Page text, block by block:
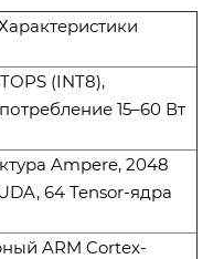
(INT8),
15–60 Вт
Ampere, 2048
64 Tensor-ядра
ARM Cortex-